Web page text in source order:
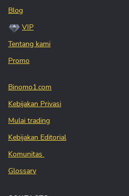
Blog
VIP
Tentang kami
Promo
Binomo1.com
Kebijakan Privasi
Mulai trading
Kebijakan Editorial
Komunitas
Glossary